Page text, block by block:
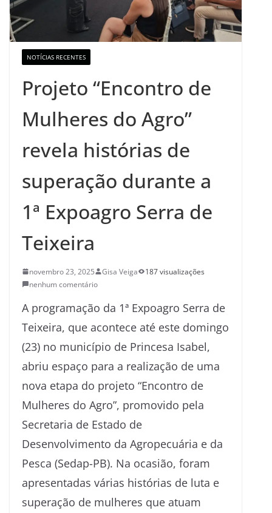
NOTÍCIAS RECENTES
Projeto “Encontro de
Mulheres do Agro”
revela histórias de
superação durante a
1ª Expoagro Serra de
Teixeira
novembro 23, 2025 Gisa Veiga
187 visualizações
nenhum comentário
A programação da 1ª Expoagro Serra de
Teixeira, que acontece até este domingo
(23) no município de Princesa Isabel,
abriu espaço para a realização de uma
nova etapa do projeto “Encontro de
Mulheres do Agro”, promovido pela
Secretaria de Estado de
Desenvolvimento da Agropecuária e da
Pesca (Sedap-PB). Na ocasião, foram
apresentadas várias histórias de luta e
superação de mulheres que atuam